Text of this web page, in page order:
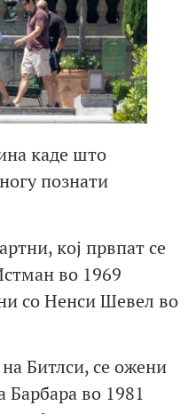
каде што
познати
кој првпат се
во 1969
со Ненси Шевел во
Битлси, се ожени
Барбара во 1981